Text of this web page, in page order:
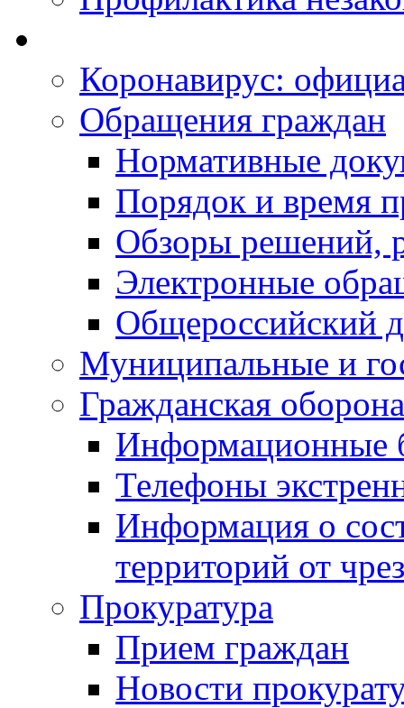
Коронавирус:
Обращения граждан
Нормативные
Порядок и время
Обзоры решений,
Электронные
Общероссийский
Муниципальные и
Гражданская
Информационные
Телефоны
Информация о
территорий от
Прокуратура
Прием граждан
Новости